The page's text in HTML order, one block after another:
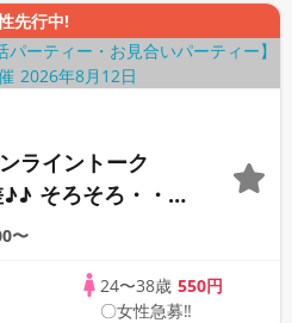
先行中!
イントーク
そろそろ・・・
♪☆カジュアルな
〜
24〜38歳 550円
〇女性急募‼